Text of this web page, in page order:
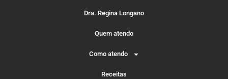
Dra. Regina Longano
Quem atendo
Como atendo
Receitas